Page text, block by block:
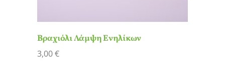
Βραχιόλι Λάμψη Ενηλίκων
3,00€